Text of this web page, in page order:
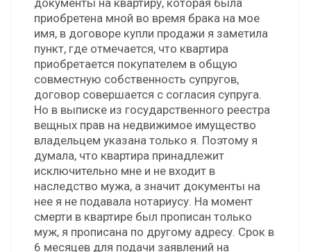
документы на квартиру, которая была
приобретена мной во время брака на мое
имя, в договоре купли продажи я заметила
пункт, где отмечается, что квартира
приобретается покупателем в общую
совместную собственность супругов,
договор совершается с согласия супруга.
Но в выписке из государственного реестра
вещных прав на недвижимое имущество
владельцем указана только я. Поэтому я
думала, что квартира принадлежит
исключительно мне и не входит в
наследство мужа, а значит документы на
нее я не подавала нотариусу. На момент
смерти в квартире был прописан только
муж, я прописана по другому адресу. Срок в
6 месяцев для подачи заявлений на